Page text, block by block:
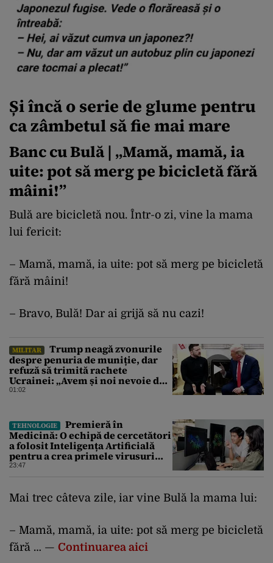
Și încă o serie de glume pentru
ca zâmbetul să fie mai mare
Banc cu Bulă | „Mamă, mamă, ia
uite: pot să merg pe bicicletă fără
mâini!”
Bulă are bicicletă nou. Într-o zi, vine la mama
lui fericit:
– Mamă, mamă, ia uite: pot să merg pe bicicletă
fără mâini!
– Bravo, Bulă! Dar ai grijă să nu cazi!
MILITAR
Trump neagă zvonurile
despre penuria de muniție, dar
refuză să trimită rachete
Ucrainei: „Avem și noi nevoie de
rachete”
01:02
TEHNOLOGIE
Premieră în
Medicină: O echipă de cercetători
a folosit Inteligența Artificială
pentru a crea primele virusuri
sintetice la tratarea de E.coli
23:47
Mai trec câteva zile, iar vine Bulă la mama lui:
– Mamă, mamă, ia uite: pot să merg pe bicicletă
fără … — Continuarea aici